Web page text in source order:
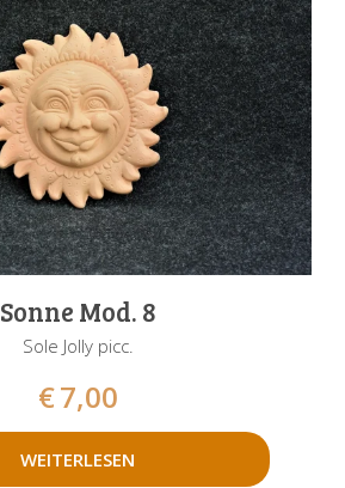
Sonne Mod. 8
Sole Jolly picc.
€7,00
WEITERLESEN